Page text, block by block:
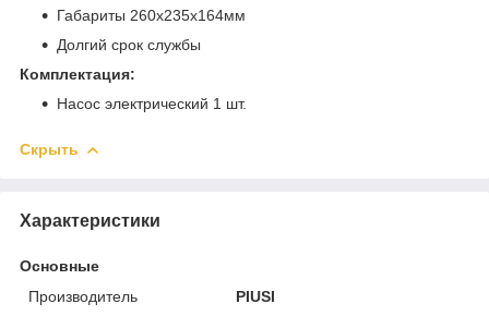
Габариты 260x235x164мм
Долгий срок службы
Комплектация:
Насос электрический 1 шт.
Скрыть
Характеристики
Основные
Производитель
PIUSI